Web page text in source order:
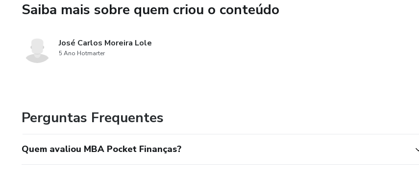
Saiba mais sobre quem criou o conteúdo
José Carlos Moreira Lole
5 Ano Hotmarter
Perguntas Frequentes
Quem avaliou MBA Pocket Finanças?